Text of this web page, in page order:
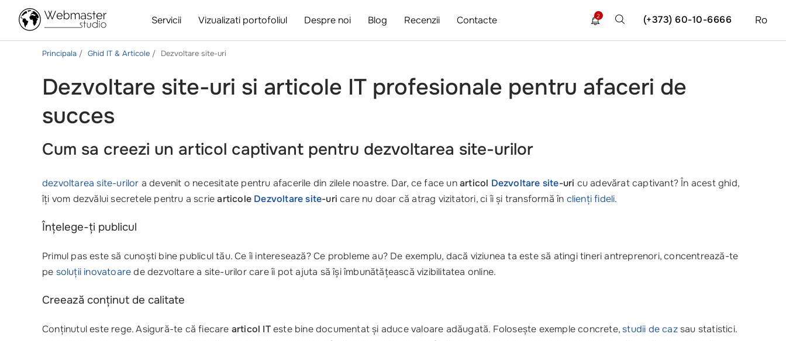
Servicii Vizualizati portofoliul Despre noi Blog Recenzii Contacte Ro
(+373) 60-10-6666
2
Principala Ghid IT & Articole Dezvoltare site-uri
Dezvoltare site-uri si articole IT profesionale pentru afaceri de
succes
Cum sa creezi un articol captivant pentru dezvoltarea site-urilor
dezvoltarea site-urilor a devenit o necesitate pentru afacerile din zilele noastre. Dar, ce face unarticol Dezvoltare site-uri cu adevărat captivant? În acest ghid,
îți vom dezvălui secretele pentru a scriearticole Dezvoltare site-uri care nu doar că atrag vizitatori, ci îi și transformă în clienți fideli.
Înțelege-ți publicul
Primul pas este să cunoști bine publicul tău. Ce îi interesează? Ce probleme au? De exemplu, dacă viziunea ta este să atingi tineri antreprenori, concentrează-te
pe soluții inovatoarede dezvoltare a site-urilor care îi pot ajuta să își îmbunătățească vizibilitatea online.
Creează conținut de calitate
Conținutul este rege. Asigură-te că fiecare articol ITeste bine documentat și aduce valoare adăugată. Folosește exemple concrete,studii de cazsau statistici.